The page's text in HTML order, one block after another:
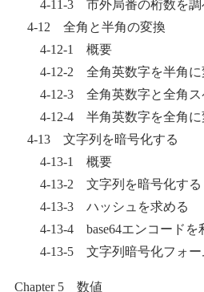
4-11-3 市外局番の桁数を調
4-12 全角と半角の変換
4-12-1 概要
4-12-2 全角英数字を半角に
4-12-3 全角英数字と全角ス
4-12-4 半角英数字を全角に
4-13 文字列を暗号化する
4-13-1 概要
4-13-2 文字列を暗号化する
4-13-3 ハッシュを求める
4-13-4 base64エンコードを
4-13-5 文字列暗号化フォー
Chapter 5 数値